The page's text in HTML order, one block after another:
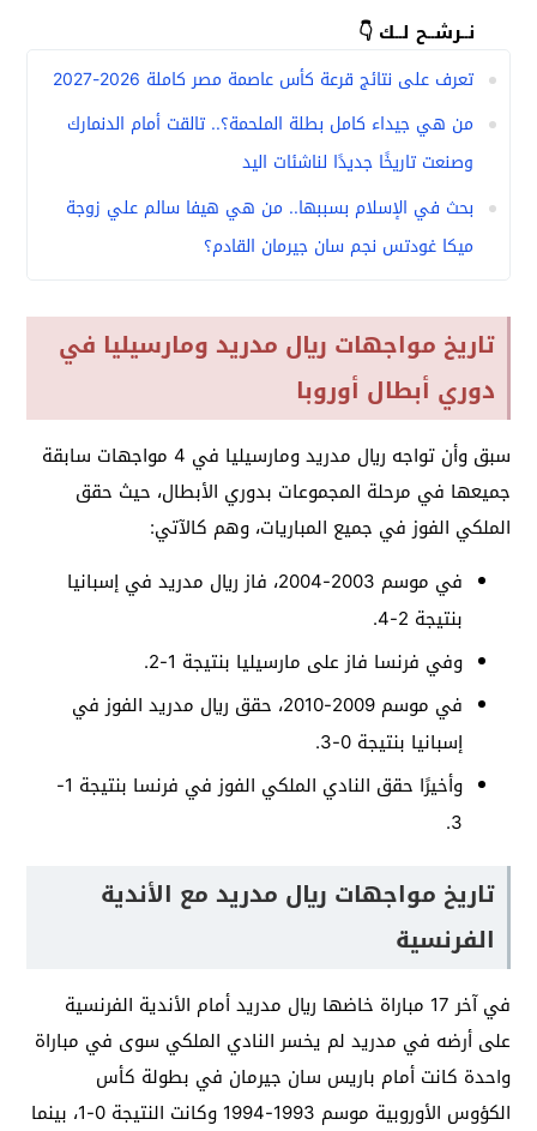
نــرشــح لــك 👇
تعرف على نتائج قرعة كأس عاصمة مصر كاملة 2026-2027
من هي جيداء كامل بطلة الملحمة؟.. تالقت أمام الدنمارك
وصنعت تاريخًا جديدًا لناشئات اليد
بحث في الإسلام بسببها.. من هي هيفا سالم علي زوجة
ميكا غودتس نجم سان جيرمان القادم؟
تاريخ مواجهات ريال مدريد ومارسيليا في
دوري أبطال أوروبا
سبق وأن تواجه ريال مدريد ومارسيليا في 4 مواجهات سابقة
جميعها في مرحلة المجموعات بدوري الأبطال، حيث حقق
الملكي الفوز في جميع المباريات، وهم كالآتي:
في موسم 2003-2004، فاز ريال مدريد في إسبانيا
بنتيجة 2-4.
وفي فرنسا فاز على مارسيليا بنتيجة 1-2.
في موسم 2009-2010، حقق ريال مدريد الفوز في
إسبانيا بنتيجة 0-3.
وأخيرًا حقق النادي الملكي الفوز في فرنسا بنتيجة 1-
3.
تاريخ مواجهات ريال مدريد مع الأندية
الفرنسية
في آخر 17 مباراة خاضها ريال مدريد أمام الأندية الفرنسية
على أرضه في مدريد لم يخسر النادي الملكي سوى في مباراة
واحدة كانت أمام باريس سان جيرمان في بطولة كأس
الكؤوس الأوروبية موسم 1993-1994 وكانت النتيجة 0-1، بينما